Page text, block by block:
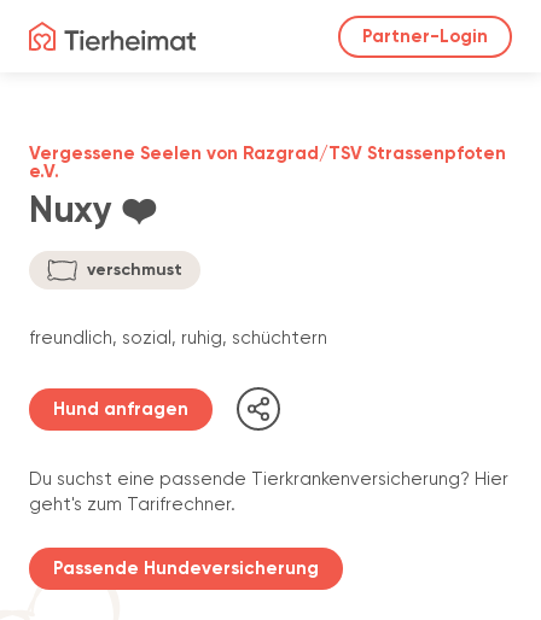
Partner-Login
Nuxy ❤️
Vergessene Seelen von Razgrad/TSV Strassenpfoten
e.V.
verschmust
freundlich, sozial, ruhig, schüchtern
Hund anfragen
Du suchst eine passende Tierkrankenversicherung? Hier
geht's zum Tarifrechner.
Passende Hundeversicherung